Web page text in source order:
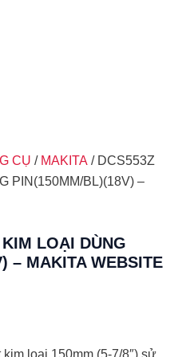
CỤ / MAKITA / DCS553Z
PIN(150MM/BL)(18V) –
LOẠI DÙNG
– MAKITA WEBSITE